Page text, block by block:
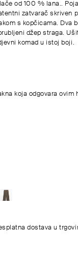
od 100 % lana..
zatvarač skriven
s kopčicama. Dva
džep straga.
komad u istoj boji.
koja odgovara ovim
dostava u